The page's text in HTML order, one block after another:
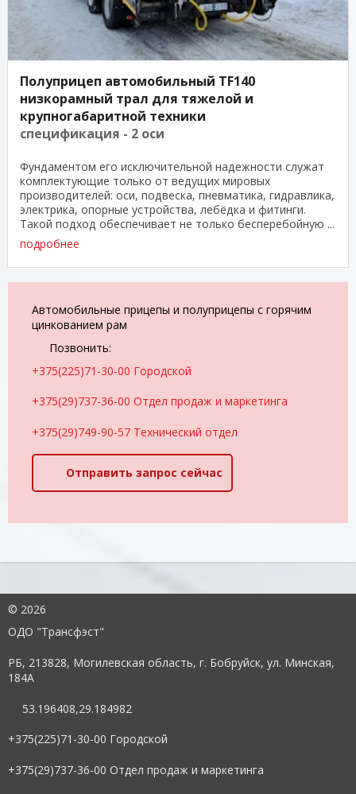
Полуприцеп автомобильный TF140
низкорамный трал для тяжелой и
крупногабаритной техники
спецификация - 2 оси
Фундаментом его исключительной надежности служат
комплектующие только от ведущих мировых
производителей: оси, подвеска, пневматика, гидравлика,
электрика, опорные устройства, лебёдка и фитинги.
Такой подход обеспечивает не только бесперебойную ...
подробнее
Автомобильные прицепы и полуприцепы с горячим
цинкованием рам
Позвонить:
+375(225)71-30-00 Городской
+375(29)737-36-00 Отдел продаж и маркетинга
+375(29)749-90-57 Технический отдел
Отправить запрос сейчас
© 2026
ОДО "Трансфэст"
РБ, 213828, Могилевская область, г. Бобруйск, ул. Минская,
184А
53.196408,29.184982
+375(225)71-30-00 Городской
+375(29)737-36-00 Отдел продаж и маркетинга